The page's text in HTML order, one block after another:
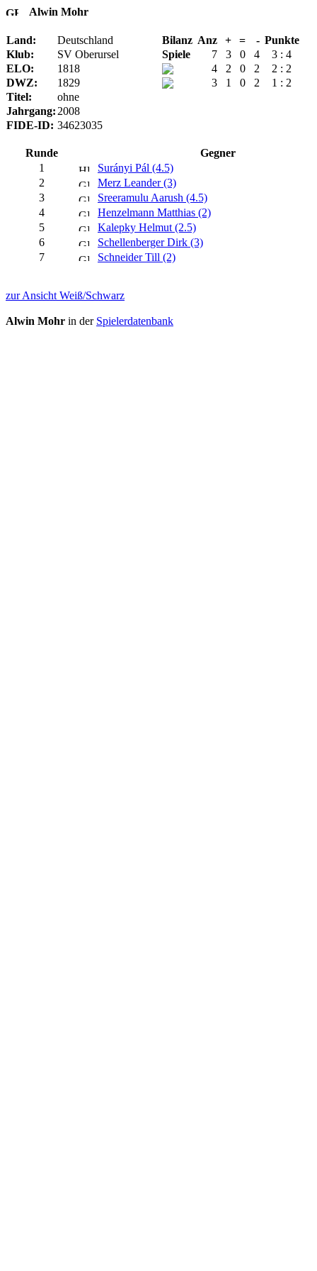
Alwin Mohr
Land: Deutschland Bilanz Anz + = - Punkte
Klub:
SV Oberursel Spiele 7 3 0 4
3 : 4
ELO:
1818 4 2 0 2
2 : 2
DWZ:
1829 3 1 0 2
1 : 2
Titel:
ohne
Jahrgang: 2008
FIDE-ID: 34623035
Runde
Gegner
1
Surányi Pál (4.5)
2
Merz Leander (3)
3
Sreeramulu Aarush (4.5)
4
Henzelmann Matthias (2)
5
Kalepky Helmut (2.5)
6
Schellenberger Dirk (3)
7
Schneider Till (2)
zur Ansicht Weiß/Schwarz
Alwin Mohr in der Spielerdatenbank